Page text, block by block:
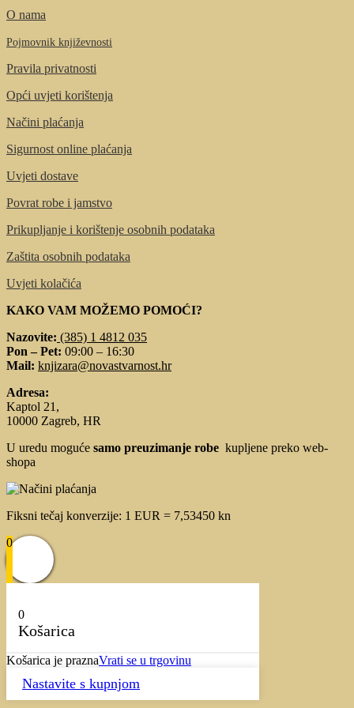
O nama
Pojmovnik književnosti
Pravila privatnosti
Opći uvjeti korištenja
Načini plaćanja
Sigurnost online plaćanja
Uvjeti dostave
Povrat robe i jamstvo
Prikupljanje i korištenje osobnih podataka
Zaštita osobnih podataka
Uvjeti kolačića
KAKO VAM MOŽEMO POMOĆI?
Nazovite: (385) 1 4812 035
Pon – Pet: 09:00 – 16:30
Mail: knjizara@novastvarnost.hr
Adresa:
Kaptol 21,
10000 Zagreb, HR
U uredu moguće samo preuzimanje robe kupljene preko web-
shopa
Fiksni tečaj konverzije: 1 EUR = 7,53450 kn
0
0
Košarica
Košarica je praznaVrati se u trgovinu
Nastavite s kupnjom